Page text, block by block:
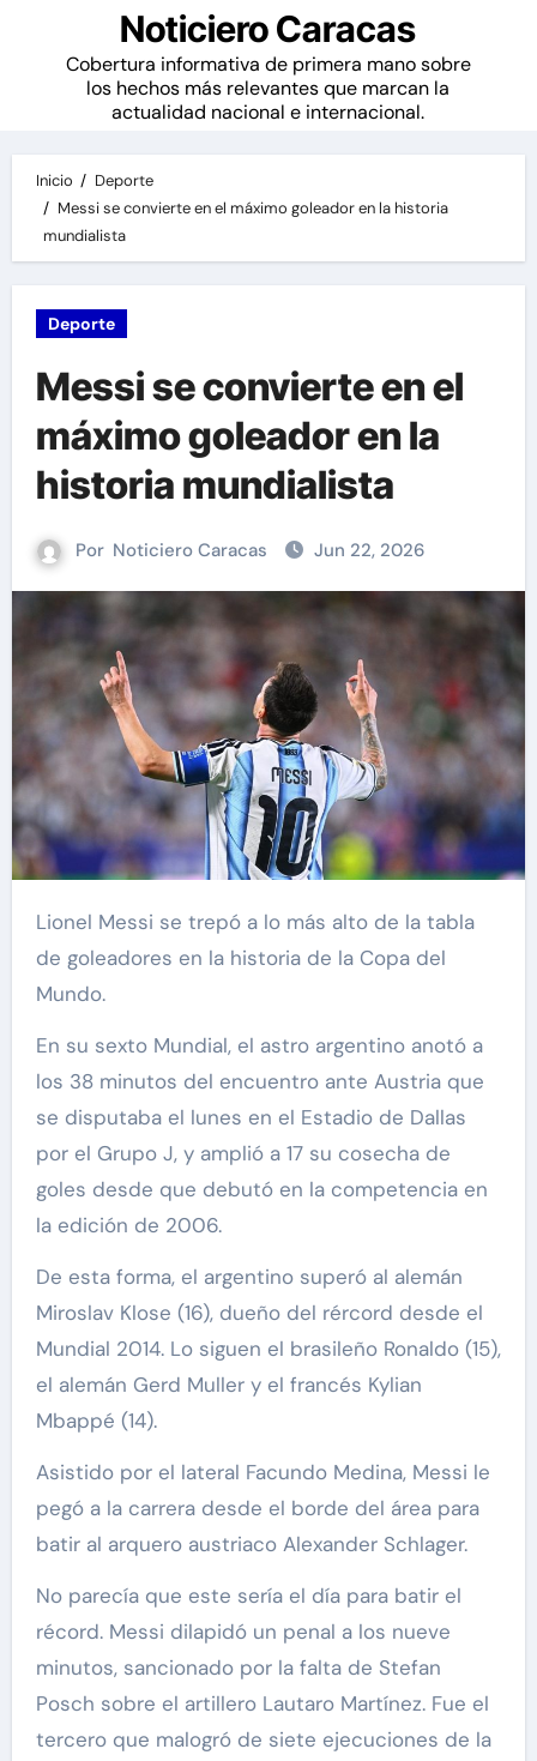
Noticiero Caracas
Cobertura informativa de primera mano sobre
los hechos más relevantes que marcan la
actualidad nacional e internacional.
Inicio
Deporte
Messi se convierte en el máximo goleador en la historia
mundialista
Deporte
Messi se convierte en el
máximo goleador en la
historia mundialista
Por Noticiero Caracas Jun 22, 2026
Lionel Messi se trepó a lo más alto de la tabla
de goleadores en la historia de la Copa del
Mundo.
En su sexto Mundial, el astro argentino anotó a
los 38 minutos del encuentro ante Austria que
se disputaba el lunes en el Estadio de Dallas
por el Grupo J, y amplió a 17 su cosecha de
goles desde que debutó en la competencia en
la edición de 2006.
De esta forma, el argentino superó al alemán
Miroslav Klose (16), dueño del rércord desde el
Mundial 2014. Lo siguen el brasileño Ronaldo (15),
el alemán Gerd Muller y el francés Kylian
Mbappé (14).
Asistido por el lateral Facundo Medina, Messi le
pegó a la carrera desde el borde del área para
batir al arquero austriaco Alexander Schlager.
No parecía que este sería el día para batir el
récord. Messi dilapidó un penal a los nueve
minutos, sancionado por la falta de Stefan
Posch sobre el artillero Lautaro Martínez. Fue el
tercero que malogró de siete ejecuciones de la